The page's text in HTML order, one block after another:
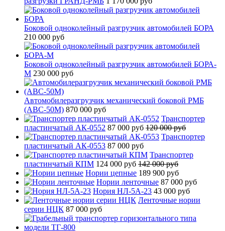
Боковой одноколейный разгрузчик автомобилей БОРА
210 000 руб
Боковой одноколейный разгрузчик автомобилей БОРА-
М 230 000 руб
Автомобилеразгрузчик механический боковой РМБ
(АВС-50М) 870 000 руб
Транспортер
пластинчатый АК-0552 87 000 руб 120 000 руб
Транспортер
пластинчатый АК-0553 87 000 руб
Транспортер
пластинчатый КПМ 124 000 руб 142 000 руб
Нории цепные 189 900 руб
Нории ленточные 87 000 руб
Нория НЛ-5А-23 43 000 руб
Ленточные нории
серии НЦК 87 000 руб